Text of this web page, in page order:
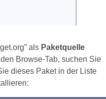
als Paketquelle
Browse-Tab, suchen Sie
dieses Paket in der Liste